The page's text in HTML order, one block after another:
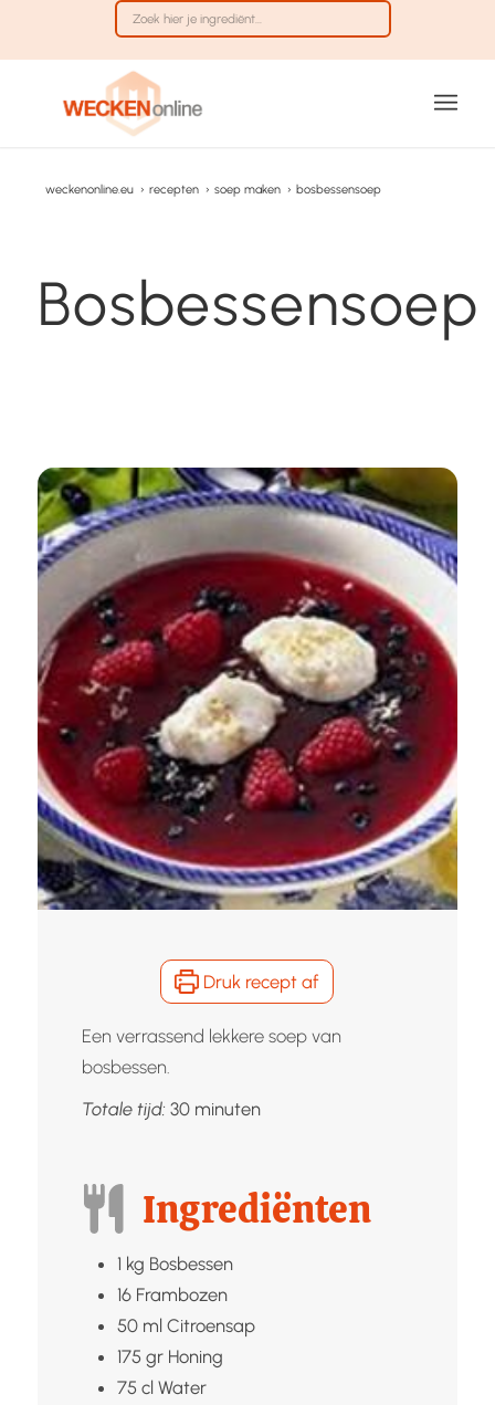
weckenonline.eu › recepten › soep maken › bosbessensoep
Bosbessensoep
Druk recept af
Een verrassend lekkere soep van
bosbessen.
Totale tijd: 30minuten
minuten
Ingrediënten
1 kg Bosbessen
16 Frambozen
50 ml Citroensap
175 gr Honing
75 cl Water